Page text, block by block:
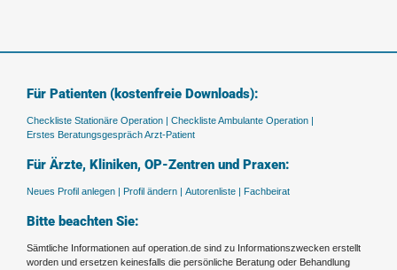
Für Patienten (kostenfreie Downloads):
Checkliste Stationäre Operation | Checkliste Ambulante Operation |
Erstes Beratungsgespräch Arzt-Patient
Für Ärzte, Kliniken, OP-Zentren und Praxen:
Neues Profil anlegen | Profil ändern | Autorenliste | Fachbeirat
Bitte beachten Sie:
Sämtliche Informationen auf operation.de sind zu Informationszwecken erstellt
worden und ersetzen keinesfalls die persönliche Beratung oder Behandlung